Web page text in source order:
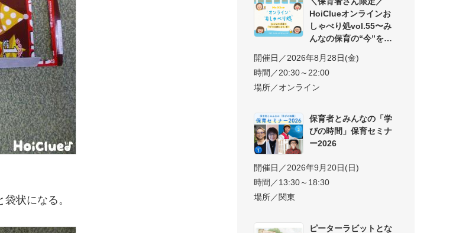
状になる。
HoiClueオンラインお
しゃべり処vol.55〜み
んなの保育の“今”を交
開催日／2026年8月28日(金)
時間／20:30～22:00
場所／オンライン
保育者とみんなの「学
びの時間」保育セミナ
ー2026
開催日／2026年9月20日(日)
時間／13:30～18:30
場所／関東
ピーターラビットとな